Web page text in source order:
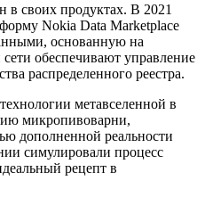
в своих продуктах. В 2021
Nokia Data Marketplace
основанную на
обеспечивают управление
распределенного реестра.
метавселенной в
микропивоварни,
дополненной реальности
симулировали процесс
рецепт в